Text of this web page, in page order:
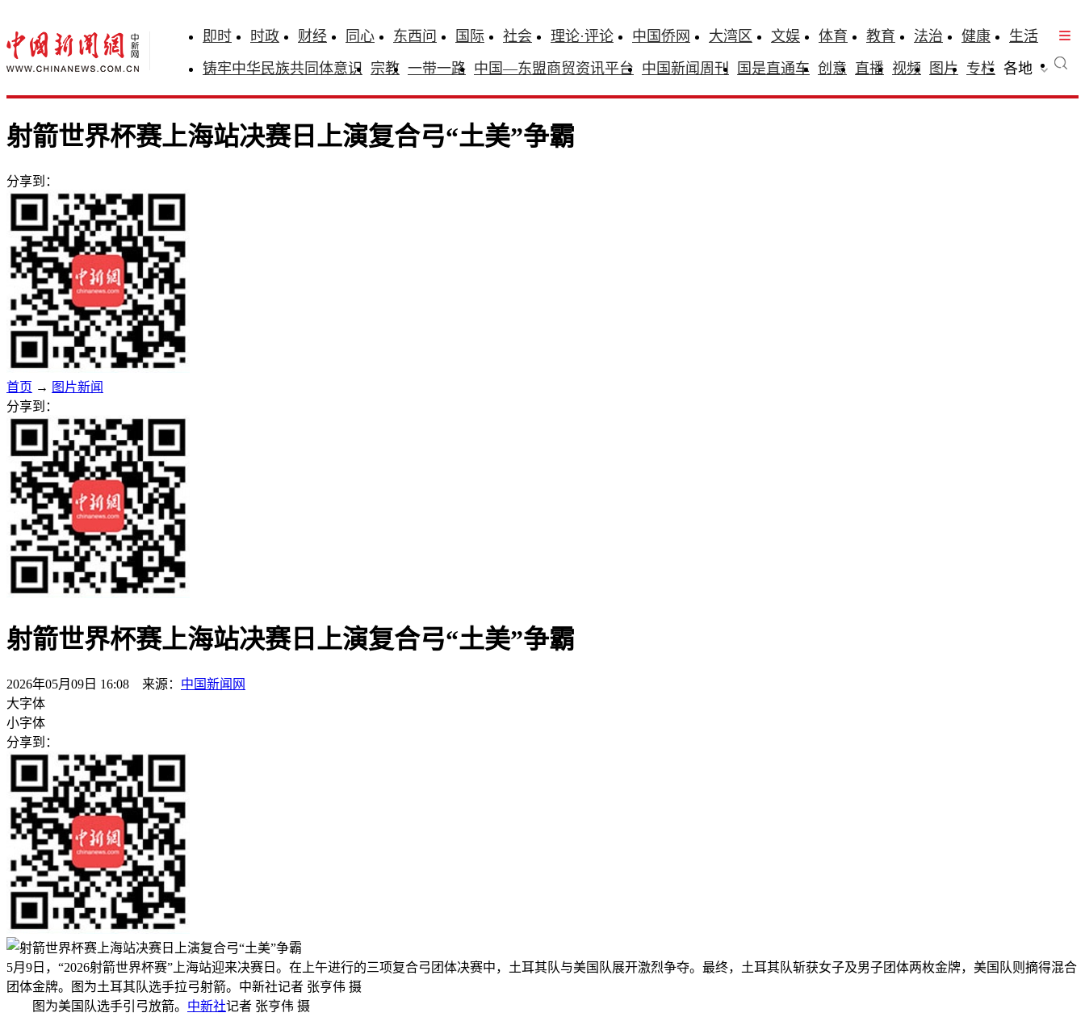
即时 时政 财经 同心 东西问 国际 社会 理论·评论 中国侨网 大湾区 文娱 体育 教育 法治 健康
生活
铸牢中华民族共同体意识 宗教 一带一路 中国—东盟商贸资讯平台 中国新闻周刊 国是直通车 创意 直播 视频 图片 专栏 各地
射箭世界杯赛上海站决赛日上演复合弓“土美”争霸
分享到：
首页 → 图片新闻
分享到：
射箭世界杯赛上海站决赛日上演复合弓“土美”争霸
2026年05月09日 16:08 来源： 中国新闻网
大字体
小字体
分享到：
5月9日，“2026射箭世界杯赛”上海站迎来决赛日。在上午进行的三项复合弓团体决赛中，土耳其队与美国队展开激烈争夺。最终，土耳其队斩获女子及男子团体两枚金牌，美国队则摘得混合
团体金牌。图为土耳其队选手拉弓射箭。中新社记者 张亨伟 摄
图为美国队选手引弓放箭。 中新社记者 张亨伟 摄